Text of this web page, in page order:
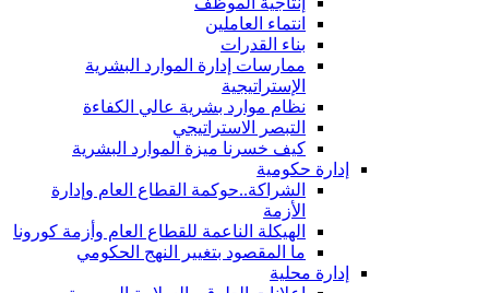
انتماء العاملين
بناء القدرات
ممارسات إدارة الموارد البشرية
الإستراتيجية
نظام موارد بشرية عالي الكفاءة
التبصر الاستراتيجي
كيف خسرنا ميزة الموارد البشرية
إدارة حكومية
الشراكة..حوكمة القطاع العام وإدارة
الأزمة
الهيكلة الناعمة للقطاع العام وأزمة كورونا
ما المقصود بتغيير النهج الحكومي
إدارة محلية